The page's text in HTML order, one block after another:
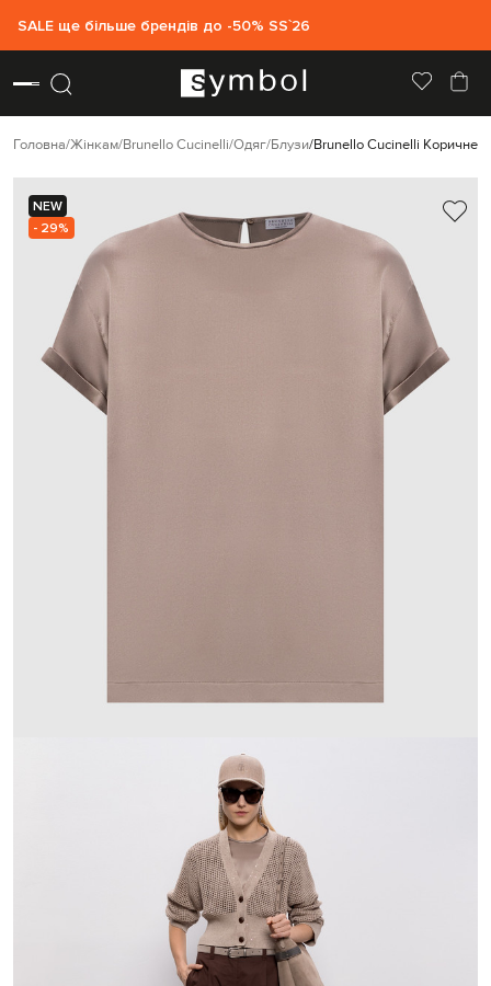
SALE ще більше брендів до -50% SS`26
Головна Жінкам Brunello Cucinelli Одяг Блузи Brunello Cucinelli
NEW
- 29%